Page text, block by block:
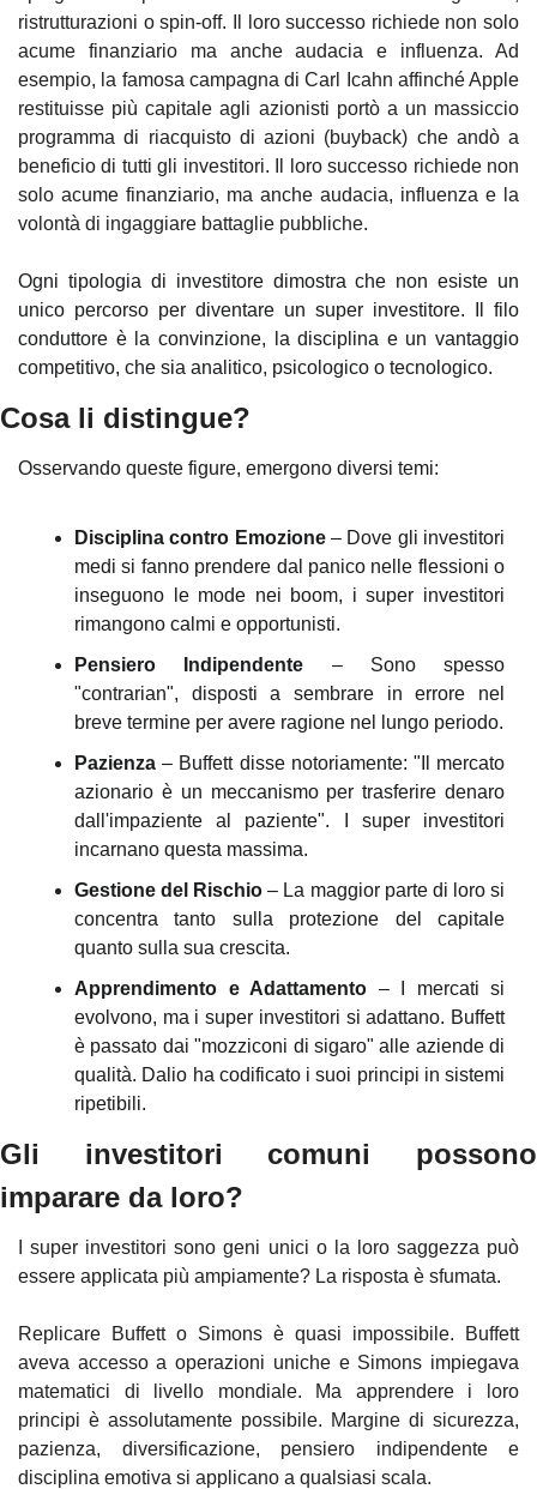
ristrutturazioni o spin-off. Il loro successo richiede non solo
acume finanziario ma anche audacia e influenza. Ad
esempio, la famosa campagna di Carl Icahn affinché Apple
restituisse più capitale agli azionisti portò a un massiccio
programma di riacquisto di azioni (buyback) che andò a
beneficio di tutti gli investitori. Il loro successo richiede non
solo acume finanziario, ma anche audacia, influenza e la
volontà di ingaggiare battaglie pubbliche.
Ogni tipologia di investitore dimostra che non esiste un
unico percorso per diventare un super investitore. Il filo
conduttore è la convinzione, la disciplina e un vantaggio
competitivo, che sia analitico, psicologico o tecnologico.
Cosa li distingue?
Osservando queste figure, emergono diversi temi:
Disciplina contro Emozione – Dove gli investitori
medi si fanno prendere dal panico nelle flessioni o
inseguono le mode nei boom, i super investitori
rimangono calmi e opportunisti.
Pensiero Indipendente – Sono spesso
"contrarian", disposti a sembrare in errore nel
breve termine per avere ragione nel lungo periodo.
Pazienza – Buffett disse notoriamente: "Il mercato
azionario è un meccanismo per trasferire denaro
dall'impaziente al paziente". I super investitori
incarnano questa massima.
Gestione del Rischio – La maggior parte di loro si
concentra tanto sulla protezione del capitale
quanto sulla sua crescita.
Apprendimento e Adattamento – I mercati si
evolvono, ma i super investitori si adattano. Buffett
è passato dai "mozziconi di sigaro" alle aziende di
qualità. Dalio ha codificato i suoi principi in sistemi
ripetibili.
Gli investitori comuni possono
imparare da loro?
I super investitori sono geni unici o la loro saggezza può
essere applicata più ampiamente? La risposta è sfumata.
Replicare Buffett o Simons è quasi impossibile. Buffett
aveva accesso a operazioni uniche e Simons impiegava
matematici di livello mondiale. Ma apprendere i loro
principi è assolutamente possibile. Margine di sicurezza,
pazienza, diversificazione, pensiero indipendente e
disciplina emotiva si applicano a qualsiasi scala.